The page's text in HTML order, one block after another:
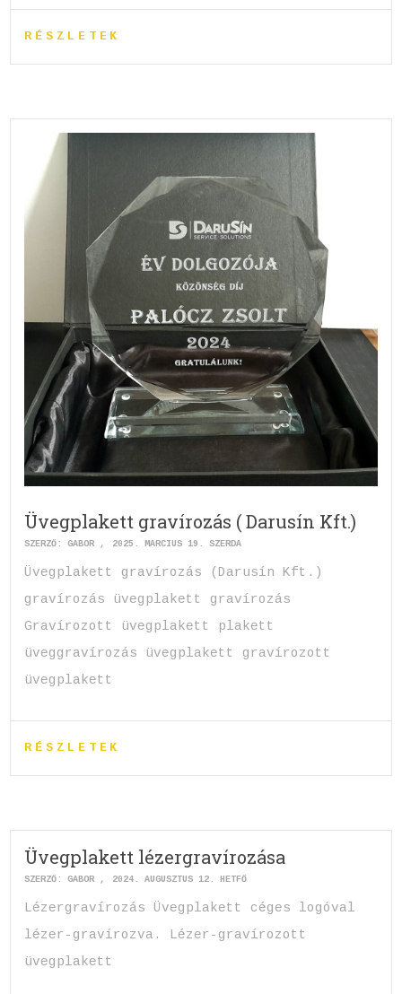
RÉSZLETEK
Üvegplakett gravírozás ( Darusín Kft.)
SZERZŐ:GABOR 2025. MÁRCIUS 19. SZERDA
Üvegplakett gravírozás (Darusín Kft.)
gravírozás üvegplakett gravírozás
Gravírozott üvegplakett plakett
üveggravírozás üvegplakett gravírozott
üvegplakett
RÉSZLETEK
Üvegplakett lézergravírozása
SZERZŐ:GABOR 2024. AUGUSZTUS 12. HÉTFŐ
Lézergravírozás Üvegplakett céges logóval
lézer-gravírozva. Lézer-gravírozott
üvegplakett